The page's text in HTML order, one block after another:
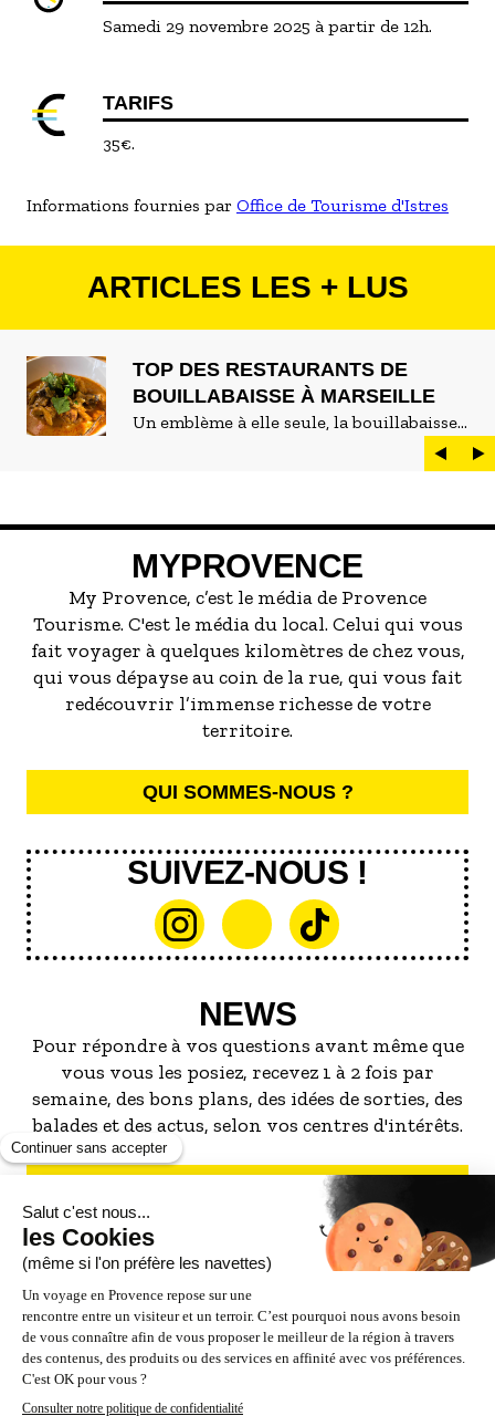
Samedi 29 novembre 2025 à partir de 12h.
TARIFS
35€.
Informations fournies par Office de Tourisme d'Istres
ARTICLES LES + LUS
TOP DES RESTAURANTS DE
BOUILLABAISSE À MARSEILLE
Un emblème à elle seule, la bouillabaisse
est LE plat marseillais par excellence. On
peut d'ailleurs vite être submergé·e par la
servir la meilleure...
MYPROVENCE
My Provence, c’est le média de Provence
Tourisme. C'est le média du local. Celui qui vous
fait voyager à quelques kilomètres de chez vous,
qui vous dépayse au coin de la rue, qui vous fait
redécouvrir l’immense richesse de votre
territoire.
QUI SOMMES-NOUS ?
SUIVEZ-NOUS !
NEWS
Pour répondre à vos questions avant même que
vous vous les posiez, recevez 1 à 2 fois par
semaine, des bons plans, des idées de sorties, des
balades et des actus, selon vos centres d'intérêts.
S'INSCRIRE À LA NEWSLETTER
NOS PARTENAIRES
ESPACE PRO / PRESSE